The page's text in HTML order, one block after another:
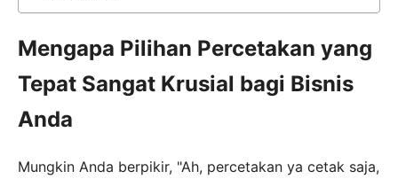
Mengapa Pilihan Percetakan yang
Tepat Sangat Krusial bagi Bisnis
Anda
Mungkin Anda berpikir, "Ah, percetakan ya cetak saja,